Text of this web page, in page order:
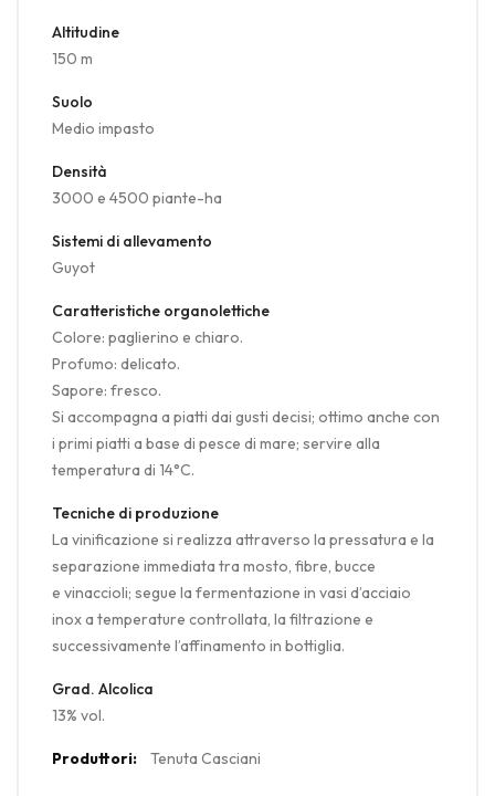
Altitudine
150 m
Suolo
Medio impasto
Densità
3000 e 4500 piante-ha
Sistemi di allevamento
Guyot
Caratteristiche organolettiche
Colore: paglierino e chiaro.
Profumo: delicato.
Sapore: fresco.
Si accompagna a piatti dai gusti decisi; ottimo anche con
i primi piatti a base di pesce di mare; servire alla
temperatura di 14°C.
Tecniche di produzione
La vinificazione si realizza attraverso la pressatura e la
separazione immediata tra mosto, fibre, bucce
e vinaccioli; segue la fermentazione in vasi d’acciaio
inox a temperature controllata, la filtrazione e
successivamente l’affinamento in bottiglia.
Grad. Alcolica
13% vol.
Maggiori
Tenuta Casciani